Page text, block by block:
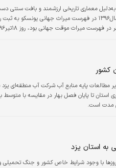
به‌دلیل معماری تاریخی ارزشمند و بافت سنتی
کشور
استان تا پایان فصل بهار در مقایسه با متوسط
مدت است.
به استان یزد
روزها با وجود شرایط خاص کشور و جنگ